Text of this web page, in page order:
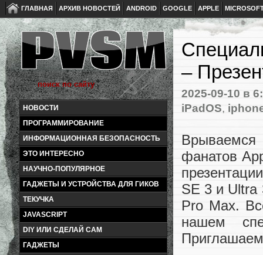
ГЛАВНАЯ АРХИВ НОВОСТЕЙ ANDROID GOOGLE APPLE
НОВОСТИ
ПРОГРАММИРОВАНИЕ
ИНФОРМАЦИОННАЯ БЕЗОПАСНОСТЬ
ЭТО ИНТЕРЕСНО
НАУЧНО-ПОПУЛЯРНОЕ
ГАДЖЕТЫ И УСТРОЙСТВА ДЛЯ ГИКОВ
ТЕКУЧКА
JAVASCRIPT
DIY ИЛИ СДЕЛАЙ САМ
ГАДЖЕТЫ
–
2025-09-10 в
iPadOS,
фанатов
SE 3 и Ultra
Pro Max.
нашем